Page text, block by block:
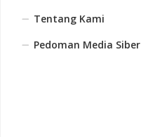
Tentang Kami
Pedoman Media Siber